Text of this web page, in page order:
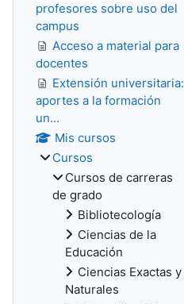
profesores sobre uso del
campus
Acceso a material para
docentes
Extensión universitaria:
aportes a la formación
un...
Mis cursos
Cursos
Cursos de carreras
de grado
Bibliotecología
Ciencias de la
Educación
Ciencias Exactas y
Naturales